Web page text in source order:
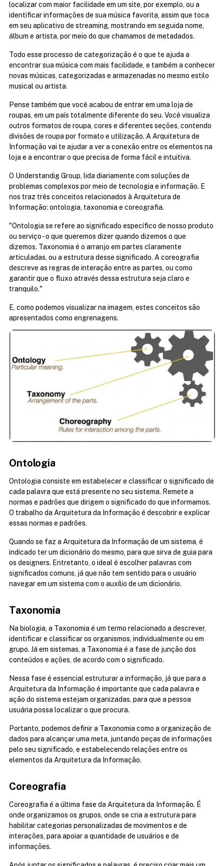
localizar com maior facilidade em um site, por exemplo, ou a
identificar informações de sua música favorita, assim que toca
em seu aplicativo de streaming, mostrando em seguida nome,
álbum e artista, por meio do que chamamos de metadados.
Todo esse processo de categorização é o que te ajuda a
encontrar sua música com mais facilidade, e também a conhecer
novas músicas, categorizadas e armazenadas no mesmo estilo
musical ou artista.
Pense também que você acabou de entrar em uma loja de
roupas, em um país totalmente diferente do seu. Você visualiza
outros formatos de roupa, cores e diferentes seções, contendo
divisões de roupa por formato e utilização. A Arquitetura de
Informação vai te ajudar a ver a conexão entre os elementos na
loja e a encontrar o que precisa de forma fácil e intuitiva.
O Understandig Group, lida diariamente com soluções de
problemas complexos por meio de tecnologia e informação. E
nos traz três conceitos relacionados à Arquitetura de
Informação: ontologia, taxonomia e coreografia.
"Ontologia se refere ao significado específico de nosso produto
ou serviço - o que queremos dizer quando dizemos o que
dizemos. Taxonomia é o arranjo em partes claramente
articuladas, ou a estrutura desse significado. A coreografia
descreve as regras de interação entre as partes, ou como
garantir que o fluxo através dessa estrutura seja claro e
tranquilo."
E, como podemos visualizar na imagem, estes conceitos são
apresentados como engrenagens.
Ontologia
Ontologia consiste em estabelecer e classificar o significado de
cada palavra que está presente no seu sistema. Remete a
normas e padrões que dirigem o significado do que informamos.
O trabalho da Arquitetura da Informação é descobrir e explicar
essas normas e padrões.
Quando se faz a Arquitetura da Informação de um sistema, é
indicado ter um dicionário do mesmo, para que sirva de guia para
os designers. Entretanto, o ideal é escolher palavras com
significados comuns, já que não tem sentido para o usuário
navegar em um sistema com o auxílio de um dicionário.
Taxonomia
Na biologia, a Taxonomia é um termo relacionado a descrever,
identificar e classificar os organismos, individualmente ou em
grupo. Já em sistemas, a Taxonomia é a fase de junção dos
conteúdos e ações, de acordo com o significado.
Nessa fase é essencial estruturar a informação, já que para a
Arquitetura da Informação é importante que cada palavra e
ação do sistema estejam organizadas, para que a pessoa
usuária possa localizar o que procura.
Portanto, podemos definir a Taxonomia como a organização de
dados para alcançar uma meta, juntando peças de informações
pelo seu significado, e estabelecendo relações entre os
elementos da Arquitetura da Informação.
Coreografia
Coreografia é a última fase da Arquitetura da Informação. É
onde organizamos os grupos, onde se cria a estrutura para
habilitar categorias personalizadas de movimentos e de
interações, para apoiar a quantidade de usuários e de
informações.